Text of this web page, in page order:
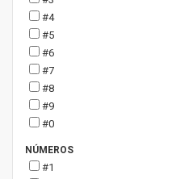
#4
#5
#6
#7
#8
#9
#0
NÚMEROS
#1